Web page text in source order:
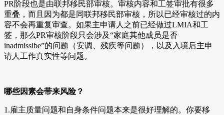
PR阶段也是由联邦移民部审核。审核内容和工签审批有很多
重叠，而且因为都是同联邦移民部审核，所以已经审核过的内
容不会再重复审查。如果主申请人之前已经做过LMIA和工
签，那么PR审核阶段只会涉及“家庭其他成员是否
inadmissibe”的问题（安调、残疾等问题），以及入境后主申
请人工作真实性等问题。
哪些因素会带来风险？
1.雇主质量问题和自身条件问题本来是很好理解的。你要移